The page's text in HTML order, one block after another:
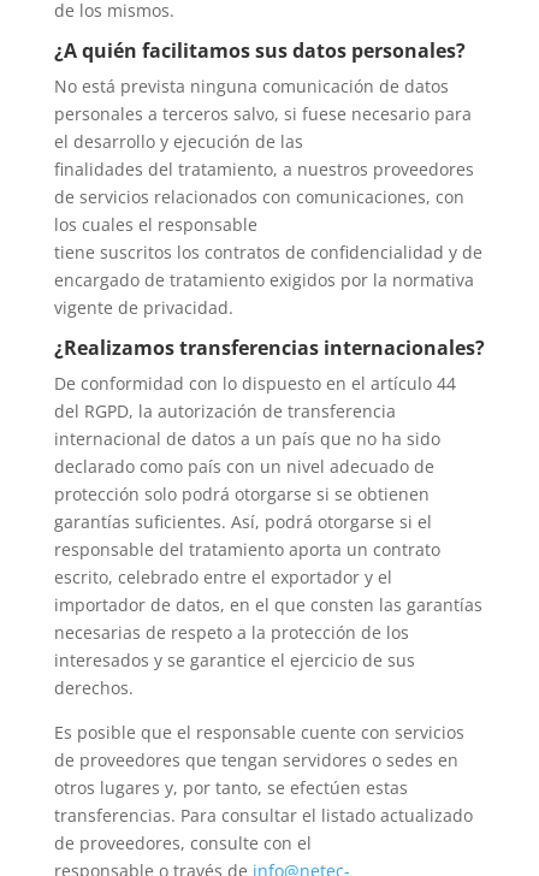
de los mismos.
¿A quién facilitamos sus datos personales?
No está prevista ninguna comunicación de datos
personales a terceros salvo, si fuese necesario para
el desarrollo y ejecución de las
finalidades del tratamiento, a nuestros proveedores
de servicios relacionados con comunicaciones, con
los cuales el responsable
tiene suscritos los contratos de confidencialidad y de
encargado de tratamiento exigidos por la normativa
vigente de privacidad.
¿Realizamos transferencias internacionales?
De conformidad con lo dispuesto en el artículo 44
del RGPD, la autorización de transferencia
internacional de datos a un país que no ha sido
declarado como país con un nivel adecuado de
protección solo podrá otorgarse si se obtienen
garantías suficientes. Así, podrá otorgarse si el
responsable del tratamiento aporta un contrato
escrito, celebrado entre el exportador y el
importador de datos, en el que consten las garantías
necesarias de respeto a la protección de los
interesados y se garantice el ejercicio de sus
derechos.
Es posible que el responsable cuente con servicios
de proveedores que tengan servidores o sedes en
otros lugares y, por tanto, se efectúen estas
transferencias. Para consultar el listado actualizado
de proveedores, consulte con el
responsable o través de info@netec-